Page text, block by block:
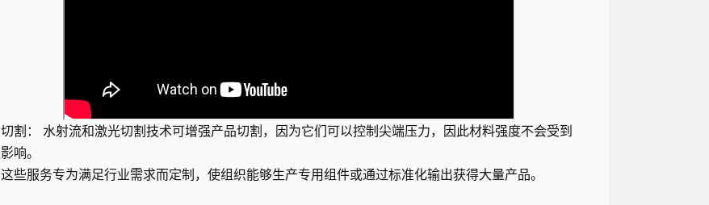
切割：
水射流和激光切割技术可增强产品切割，因为它们可以控制尖端压力，因此材料强度不会受到
影响。
这些服务专为满足行业需求而定制，使组织能够生产专用组件或通过标准化输出获得大量产品。